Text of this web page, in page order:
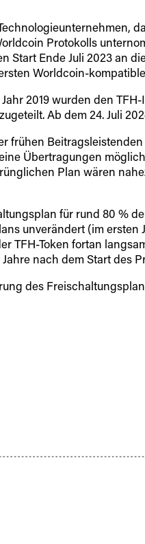
Protokolls
Start Ende Juli 2023 an
Worldcoin-
2019 wurden den
Ab dem 24. Juli
frühen
Übertragungen
Plan wären
für rund 80 %
unverändert (im
TFH-Token fortan
nach dem Start des
des